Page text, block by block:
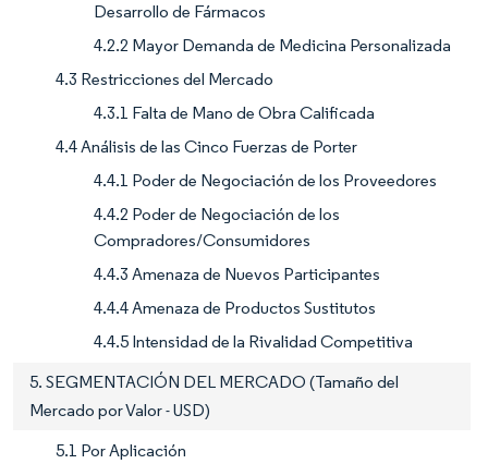
Desarrollo de Fármacos
4.2.2 Mayor Demanda de Medicina Personalizada
4.3 Restricciones del Mercado
4.3.1 Falta de Mano de Obra Calificada
4.4 Análisis de las Cinco Fuerzas de Porter
4.4.1 Poder de Negociación de los Proveedores
4.4.2 Poder de Negociación de los
Compradores/Consumidores
4.4.3 Amenaza de Nuevos Participantes
4.4.4 Amenaza de Productos Sustitutos
4.4.5 Intensidad de la Rivalidad Competitiva
5. SEGMENTACIÓN DEL MERCADO (Tamaño del
Mercado por Valor - USD)
5.1 Por Aplicación